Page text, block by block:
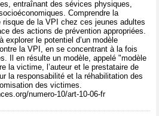
entraînant des sévices physiques,
Comprendre la
de la VPI chez ces jeunes adultes
des actions de prévention appropriées.
explorer le potentiel d’un modèle
la VPI, en se concentrant à la fois
Il en résulte un modèle, appelé "modèle
la victime, l’auteur et le prestataire de
la responsabilité et la réhabilitation des
des victimes.
numero-10/art-10-06-fr